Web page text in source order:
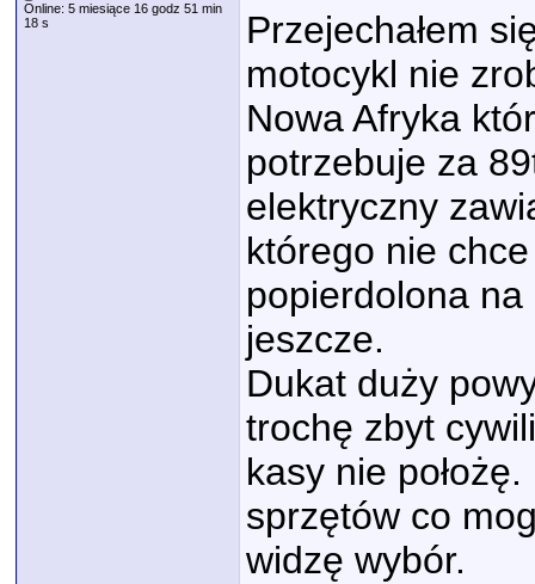
Online: 5 miesiące 16 godz 51 min
18 s
Przejechałem
motocykl nie
Nowa Afryka
potrzebuje za
elektryczny
którego nie
popierdolona
jeszcze.
Dukat duży
trochę zbyt
kasy nie
sprzętów co
widzę wybór.